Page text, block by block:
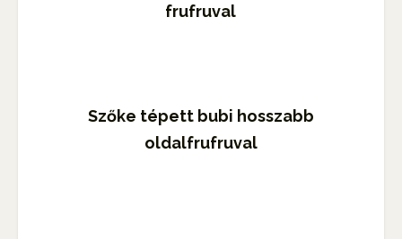
frufruval
Szőke tépett bubi hosszabb
oldalfrufruval